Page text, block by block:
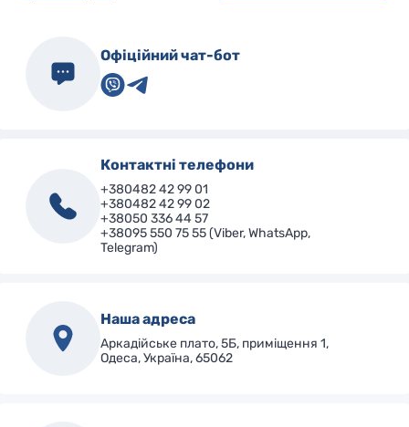
Офіційний чат-бот
Контактні телефони
+380482 42 99 01
+380482 42 99 02
+38050 336 44 57
+38095 550 75 55 (Viber, WhatsApp,
Telegram)
Наша адреса
Аркадійське плато, 5Б, приміщення 1,
Одеса, Україна, 65062